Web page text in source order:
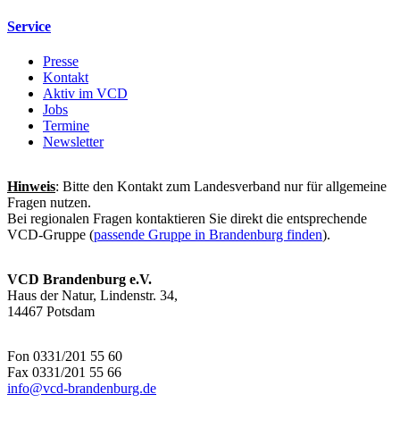
Service
Presse
Kontakt
Aktiv im VCD
Jobs
Termine
Newsletter
Hinweis: Bitte den Kontakt zum Landesverband nur für allgemeine
Fragen nutzen.
Bei regionalen Fragen kontaktieren Sie direkt die entsprechende
VCD-Gruppe (passende Gruppe in Brandenburg finden).
VCD Brandenburg e.V.
Haus der Natur, Lindenstr. 34,
14467 Potsdam
Fon 0331/201 55 60
Fax 0331/201 55 66
info@vcd-brandenburg.de